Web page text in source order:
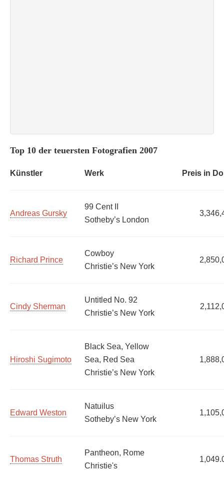
Top 10 der teuersten Fotografien 2007
Künstler Werk Preis in
Andreas Gursky
99 Cent II
Sotheby’s London
Richard Prince
Cowboy
Christie’s New York
Cindy Sherman
Untitled No. 92
Christie’s New York
Hiroshi Sugimoto
Black Sea, Yellow
Sea, Red Sea
Christie’s New York
Edward Weston
Natuilus
Sotheby’s New York
Thomas Struth
Pantheon, Rome
Christie's